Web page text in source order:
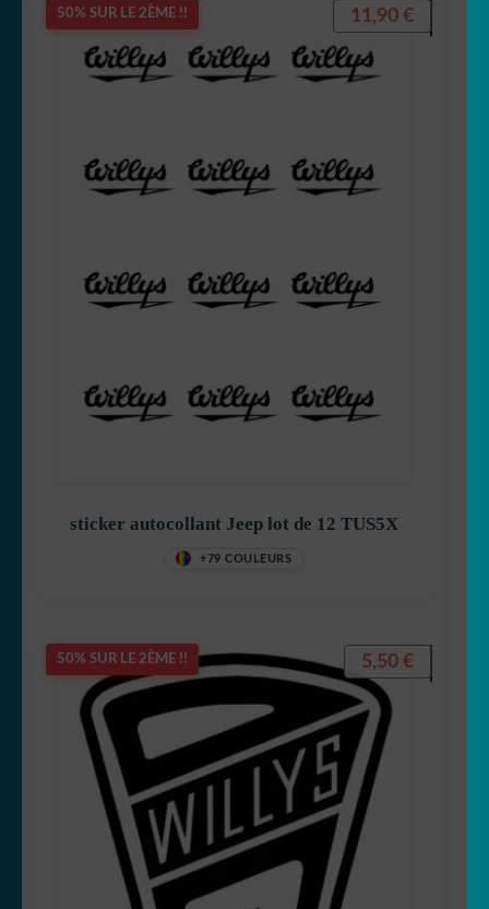
50% SUR LE 2ÈME !!
sticker autocollant Jeep lot de 12 TUS5X
+79 COULEURS
11,90 €
50% SUR LE 2ÈME !! 5,50 €